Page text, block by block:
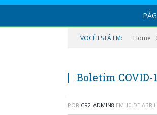
VOCÊ ESTÁ EM: Home
Boletim COVID-
POR CR2-ADMIN8 EM 10 DE